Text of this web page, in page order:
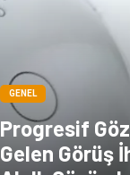
GENEL
Progresif
Gelen Görüş